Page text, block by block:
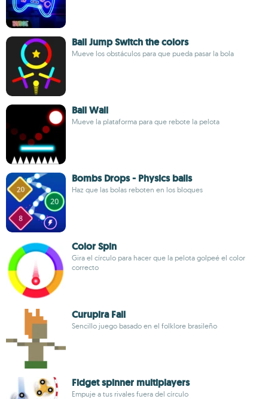
Ball Jump Switch the colors
Mueve los obstáculos para que pueda pasar la bola
Ball Wall
Mueve la plataforma para que rebote la pelota
Bombs Drops - Physics balls
Haz que las bolas reboten en los bloques
Color Spin
Gira el círculo para hacer que la pelota golpeé el color
correcto
Curupira Fall
Sencillo juego basado en el folklore brasileño
Fidget spinner multiplayers
Empuje a tus rivales fuera del círculo